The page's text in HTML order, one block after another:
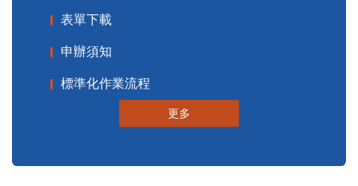
表單下載
申辦須知
標準化作業流程
更多